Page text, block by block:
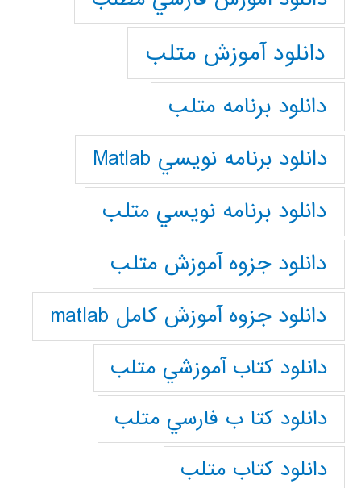
دانلود آموزش متلب
دانلود برنامه متلب
دانلود برنامه نويسي Matlab
دانلود برنامه نويسي متلب
دانلود جزوه آموزش متلب
دانلود جزوه آموزش کامل matlab
دانلود كتاب آموزشي متلب
دانلود كتا ب فارسي متلب
دانلود كتاب متلب